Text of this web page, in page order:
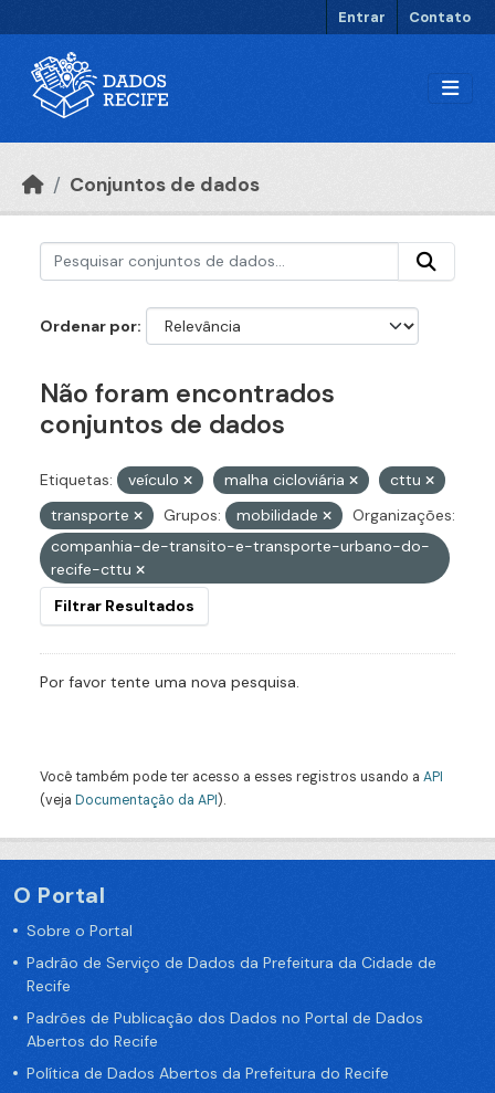
Entrar Contato
Conjuntos de dados
Ordenar por
Não foram encontrados
conjuntos de dados
Etiquetas: veículo malha cicloviária
cttu
transporte
Grupos: mobilidade
Organizações:
companhia-de-transito-e-transporte-urbano-do-
recife-cttu
Filtrar Resultados
Por favor tente uma nova pesquisa.
Você também pode ter acesso a esses registros usando a API
(veja Documentação da API).
O Portal
Sobre o Portal
Padrão de Serviço de Dados da Prefeitura da Cidade de
Recife
Padrões de Publicação dos Dados no Portal de Dados
Abertos do Recife
Política de Dados Abertos da Prefeitura do Recife